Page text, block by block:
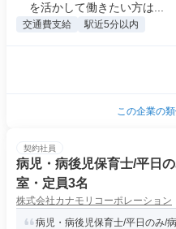
を活かして働きたい方は...
交通費支給 駅近5分以内
この企業の
契約社員
病児・病後児保育士/平日
室・定員3名
株式会社カナモリコーポレーション
病児・病後児保育士/平日のみ/